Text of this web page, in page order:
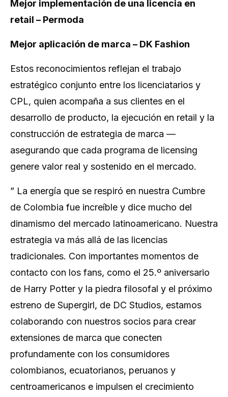
Mejor implementación de una licencia en
retail – Permoda
Mejor aplicación de marca – DK Fashion
Estos reconocimientos reflejan el trabajo
estratégico conjunto entre los licenciatarios y
CPL, quien acompaña a sus clientes en el
desarrollo de producto, la ejecución en retail y la
construcción de estrategia de marca —
asegurando que cada programa de licensing
genere valor real y sostenido en el mercado.
” La energía que se respiró en nuestra Cumbre
de Colombia fue increíble y dice mucho del
dinamismo del mercado latinoamericano. Nuestra
estrategia va más allá de las licencias
tradicionales. Con importantes momentos de
contacto con los fans, como el 25.º aniversario
de Harry Potter y la piedra filosofal y el próximo
estreno de Supergirl, de DC Studios, estamos
colaborando con nuestros socios para crear
extensiones de marca que conecten
profundamente con los consumidores
colombianos, ecuatorianos, peruanos y
centroamericanos e impulsen el crecimiento